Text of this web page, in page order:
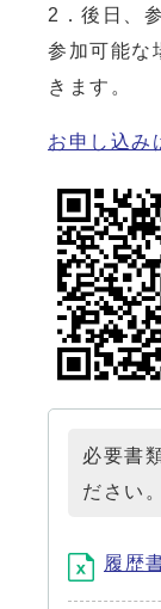
2．後日、
参加可能な
きます。
お申し込み
必要書
ださい
履歴